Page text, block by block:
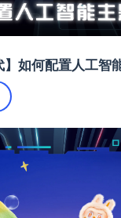
】如何配置人工智